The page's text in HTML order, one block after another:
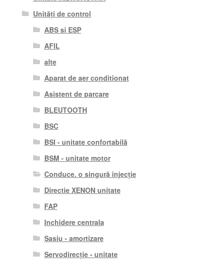
Unități de control
ABS si ESP
AFIL
alte
Aparat de aer conditionat
Asistent de parcare
BLEUTOOTH
BSC
BSI - unitate confortabilă
BSM - unitate motor
Conduce. o singură injecție
Directie XENON unitate
FAP
Inchidere centrala
Șasiu - amortizare
Servodirecție - unitate